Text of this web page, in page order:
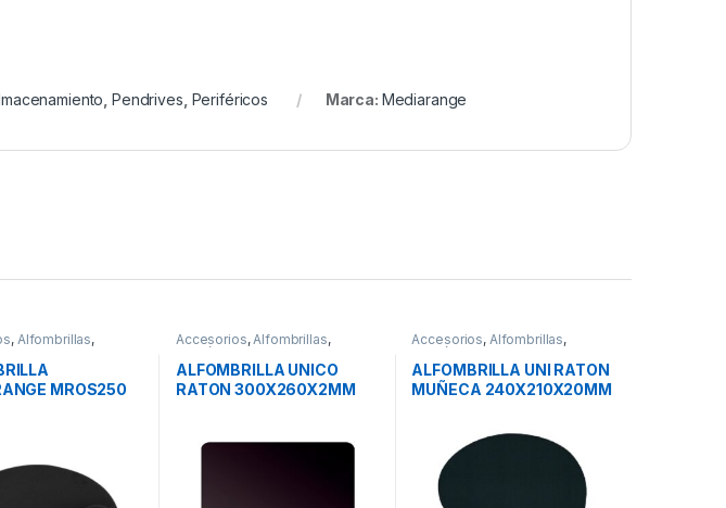
,Pendrives Periféricos Marca: Mediarange
, Alfombrillas,
MROS250
Accesorios,Alfombrillas,
Periféricos
ALFOMBRILLA UNICO
RATON 300X260X2MM
Accesorios, Alfombrillas,
Periféricos
ALFOMBRILLA UNI RATON
MUÑECA 240X210X20MM